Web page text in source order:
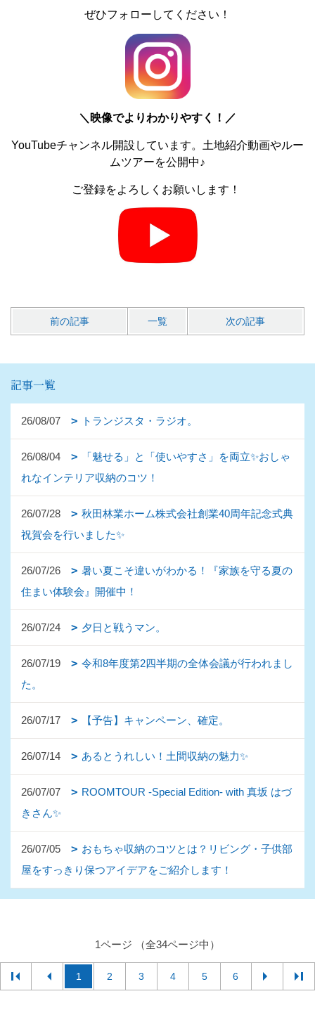
ぜひフォローしてください！
＼ 映像でよりわかりやすく！／
YouTubeチャンネル開設しています。土地紹介動画やルー
ムツアーを公開中♪
ご登録をよろしくお願いします！
前の記事 一覧 次の記事
記事一覧
26/08/07 トランジスタ・ラジオ。
26/08/04
「魅せる」と「使いやすさ」を両立✨おしゃ
れなインテリア収納のコツ！
26/07/28
秋田林業ホーム株式会社創業40周年記念式典
祝賀会を行いました✨
26/07/26
暑い夏こそ違いがわかる！『家族を守る夏の
住まい体験会』開催中！
26/07/24 夕日と戦うマン。
26/07/19
令和8年度第2四半期の全体会議が行われまし
た。
26/07/17 【予告】キャンペーン、確定。
26/07/14 あるとうれしい！土間収納の魅力✨
26/07/07
ROOMTOUR -Special Edition- with 真坂 はづ
きさん✨
26/07/05
おもちゃ収納のコツとは？リビング・子供部
屋をすっきり保つアイデアをご紹介します！
1ページ （全34ページ中）
1 2 3 4 5 6